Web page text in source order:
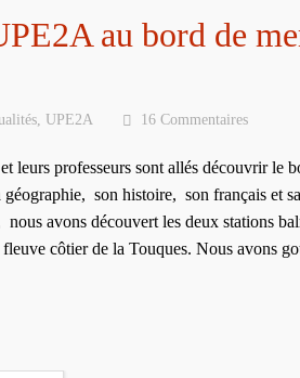
au bord de
UPE2A 16 Commentaires
leurs professeurs sont allés découvrir le
son histoire, son français et
avons découvert les deux stations
côtier de la Touques. Nous avons